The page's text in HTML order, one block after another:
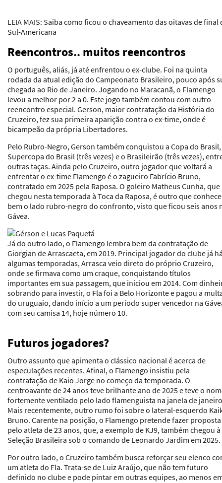
LEIA MAIS: Saiba como ficou o chaveamento das oitavas de final
Sul-Americana
Reencontros.. muitos reencontros
O português, aliás, já até enfrentou o ex-clube. Foi na quinta
rodada da atual edição do Campeonato Brasileiro, pouco após
chegada ao Rio de Janeiro. Jogando no Maracanã, o Flamengo
levou a melhor por 2 a 0. Este jogo também contou com outro
reencontro especial. Gerson, maior contratação da História do
Cruzeiro, fez sua primeira aparição contra o ex-time, onde é
bicampeão da própria Libertadores.
Pelo Rubro-Negro, Gerson também conquistou a Copa do Brasil,
Supercopa do Brasil (três vezes) e o Brasileirão (três vezes),
outras taças. Ainda pelo Cruzeiro, outro jogador que voltará a
enfrentar o ex-time Flamengo é o zagueiro Fabrício Bruno,
contratado em 2025 pela Raposa. O goleiro Matheus Cunha, que
chegou nesta temporada à Toca da Raposa, é outro que conhece
bem o lado rubro-negro do confronto, visto que ficou seis anos
Gávea.
Já do outro lado, o Flamengo lembra bem da contratação de
Giorgian de Arrascaeta, em 2019. Principal jogador do clube já
algumas temporadas, Arrasca veio direto do próprio Cruzeiro,
onde se firmava como um craque, conquistando títulos
importantes em sua passagem, que iniciou em 2014. Com
sobrando para investir, o Fla foi a Belo Horizonte e pagou a
do uruguaio, dando início a um período super vencedor na
com seu camisa 14, hoje número 10.
Futuros jogadores?
Outro assunto que apimenta o clássico nacional é acerca de
especulações recentes. Afinal, o Flamengo insistiu pela
contratação de Kaio Jorge no começo da temporada. O
centroavante de 24 anos teve brilhante ano de 2025 e teve o
fortemente ventilado pelo lado flamenguista na janela de
Mais recentemente, outro rumo foi sobre o lateral-esquerdo
Bruno. Carente na posição, o Flamengo pretende fazer proposta
pelo atleta de 23 anos, que, a exemplo de KJ9, também chegou à
Seleção Brasileira sob o comando de Leonardo Jardim em 2025.
Por outro lado, o Cruzeiro também busca reforçar seu elenco
um atleta do Fla. Trata-se de Luiz Araújo, que não tem futuro
definido no clube e pode pintar em outras equipes, ao menos